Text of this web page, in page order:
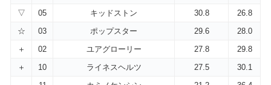
▽
05 キッドストン 30.8
26.8
☆
03 ポップスター 29.6
28.0
＋
02 ユアグローリー 27.8
29.8
＋
10 ライネスヘルツ 27.5
30.1